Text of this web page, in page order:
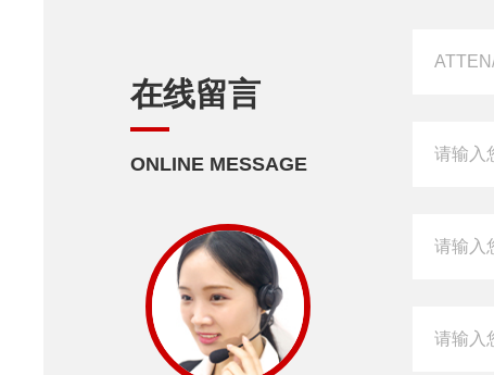
在线留言
ONLINE MESSAGE